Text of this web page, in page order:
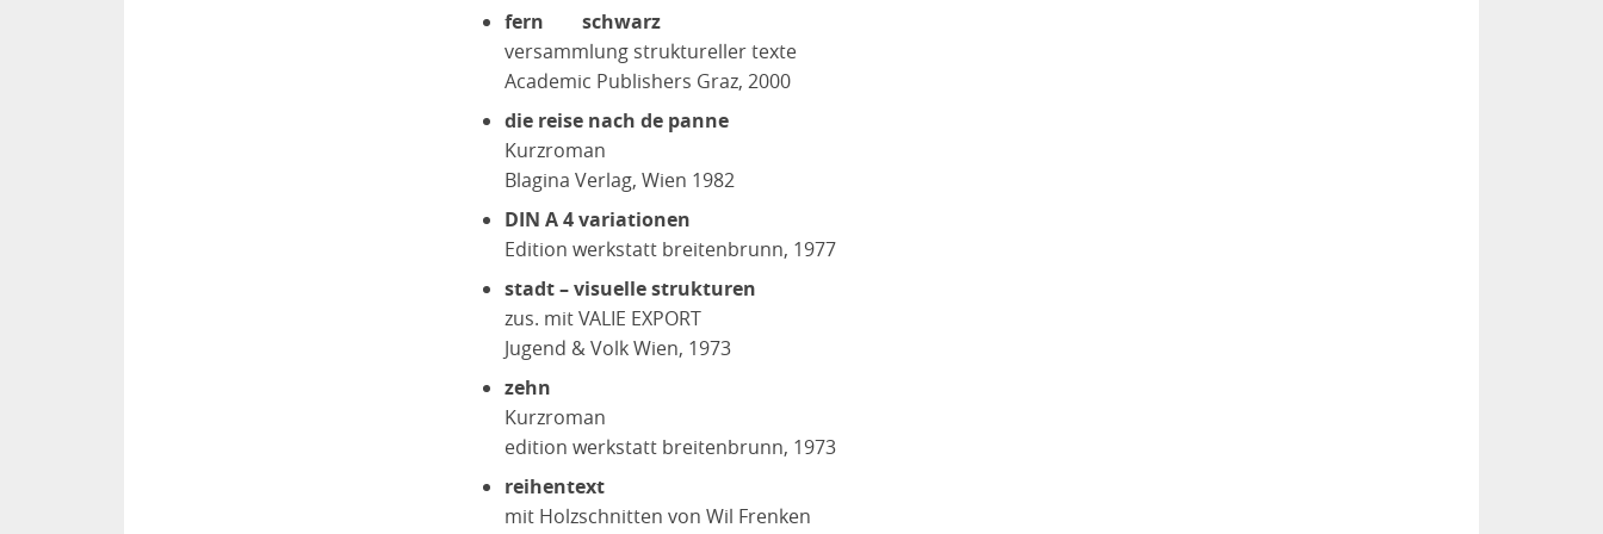
fern schwarz
versammlung struktureller texte
Academic Publishers Graz, 2000
die reise nach de panne
Kurzroman
Blagina Verlag, Wien 1982
DIN A 4 variationen
Edition werkstatt breitenbrunn, 1977
stadt – visuelle strukturen
zus. mit VALIE EXPORT
Jugend & Volk Wien, 1973
zehn
Kurzroman
edition werkstatt breitenbrunn, 1973
reihentext
mit Holzschnitten von Wil Frenken